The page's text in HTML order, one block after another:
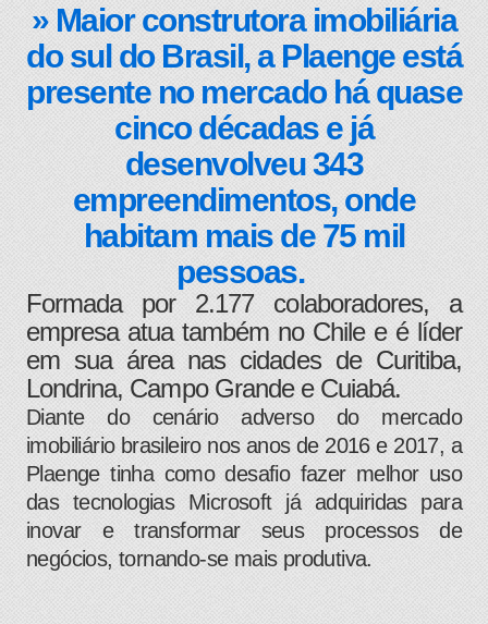
» Maior construtora imobiliária
do sul do Brasil, a Plaenge está
presente no mercado há quase
cinco décadas e já
desenvolveu 343
empreendimentos, onde
habitam mais de 75 mil
pessoas.
Formada por 2.177 colaboradores, a
empresa atua também no Chile e é líder
em sua área nas cidades de Curitiba,
Londrina, Campo Grande e Cuiabá.
Diante do cenário adverso do mercado
imobiliário brasileiro nos anos de 2016 e 2017, a
Plaenge tinha como desafio fazer melhor uso
das tecnologias Microsoft já adquiridas para
inovar e transformar seus processos de
negócios, tornando-se mais produtiva.